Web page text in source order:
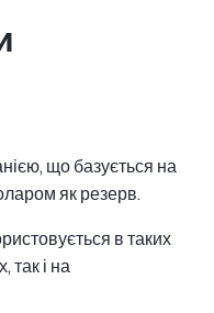
що базується на
як резерв.
в таких
так і на